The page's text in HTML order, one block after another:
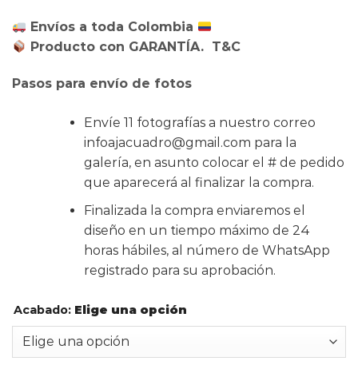
Envíos a toda Colombia
Producto con GARANTÍA. T&C
Pasos para envío de fotos
Envíe 11 fotografías a nuestro correo
infoajacuadro@gmail.com para la
galería, en asunto colocar el # de pedido
que aparecerá al finalizar la compra.
Finalizada la compra enviaremos el
diseño en un tiempo máximo de 24
horas hábiles, al número de WhatsApp
registrado para su aprobación.
Acabado: Elige una opción